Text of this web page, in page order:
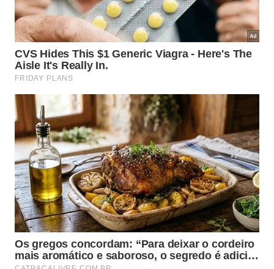
Interior de um dos luxuosos quartos do La Mamounia -
Divulgação
A oferta gastronômica contempla diferentes
propostas culinárias, com restaurantes
especializados nas cozinhas marroquina, italiana e
asiática, além de uma pâtisserie que integra a
experiência oferecida aos hóspedes.